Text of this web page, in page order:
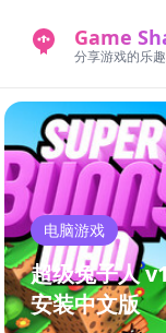
Game
分享游戏的乐趣
首页
手机游戏
新版游戏
电脑游戏
超级兔子人
安装中文版